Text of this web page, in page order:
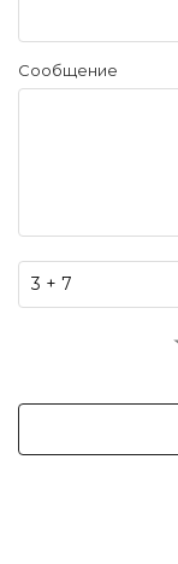
Сообщение